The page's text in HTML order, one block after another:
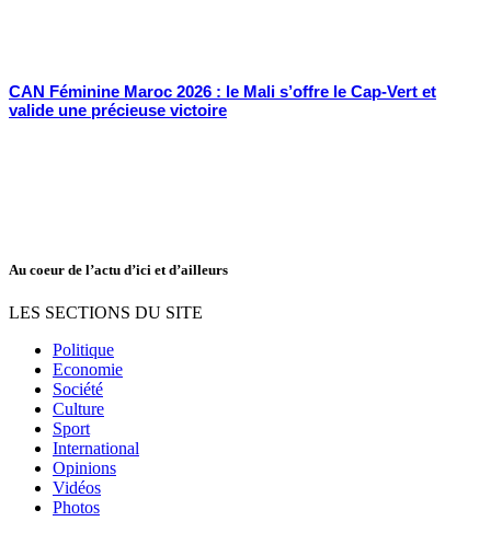
CAN Féminine Maroc 2026 : le Mali s’offre le Cap-Vert et
valide une précieuse victoire
Au coeur de l’actu d’ici et d’ailleurs
LES SECTIONS DU SITE
Politique
Economie
Société
Culture
Sport
International
Opinions
Vidéos
Photos